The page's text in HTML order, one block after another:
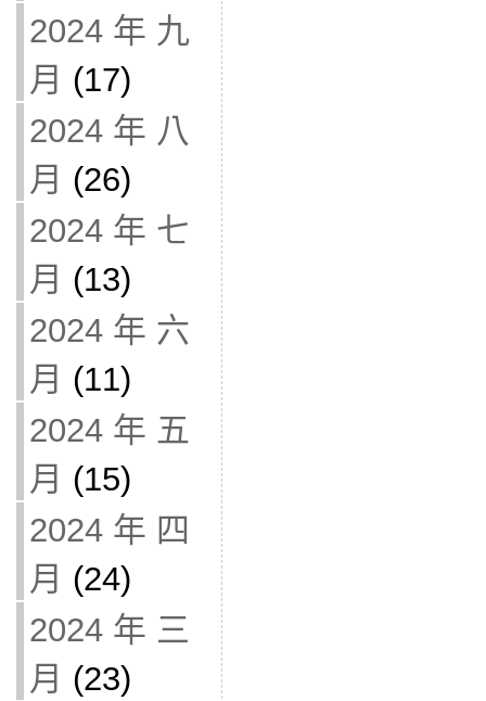
2024 年 九
月 (17)
2024 年 八
月 (26)
2024 年 七
月 (13)
2024 年 六
月 (11)
2024 年 五
月 (15)
2024 年 四
月 (24)
2024 年 三
月 (23)